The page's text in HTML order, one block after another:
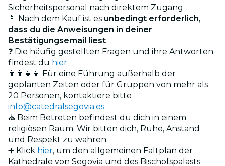
Sicherheitspersonal nach direktem Zugang
📱 Nach dem Kauf ist es unbedingt erforderlich,
dass du die Anweisungen in deiner
Bestätigungsemail liest
❓ Die häufig gestellten Fragen und ihre Antworten
findest du hier
👩‍👩‍👧‍👦 Für eine Führung außerhalb der
geplanten Zeiten oder für Gruppen von mehr als
20 Personen, kontaktiere bitte
info@catedralsegovia.es
⛪ Beim Betreten befindest du dich in einem
religiösen Raum. Wir bitten dich, Ruhe, Anstand
und Respekt zu wahren
➕ Klick hier, um den allgemeinen Faltplan der
Kathedrale von Segovia und des Bischofspalasts